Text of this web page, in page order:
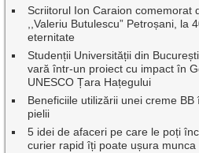
Scriitorul Ion Caraion comemorat
,,Valeriu Butulescu” Petroșani, la
eternitate
Studenții Universității din
vară într-un proiect cu impact în
UNESCO Țara Hațegului
Beneficiile utilizării unei creme
pielii
5 idei de afaceri pe care le poți
curier rapid îți poate ușura munca